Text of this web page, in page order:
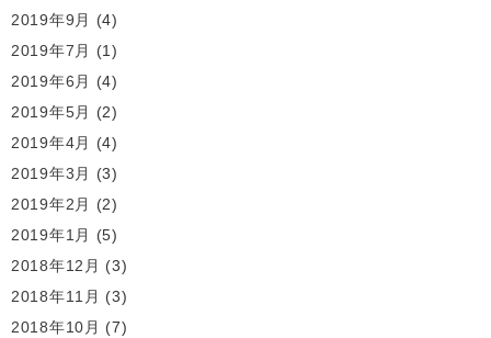
2019年9月
(4)
2019年7月
(1)
2019年6月
(4)
2019年5月
(2)
2019年4月
(4)
2019年3月
(3)
2019年2月
(2)
2019年1月
(5)
2018年12月 (3)
2018年11月 (3)
2018年10月 (7)